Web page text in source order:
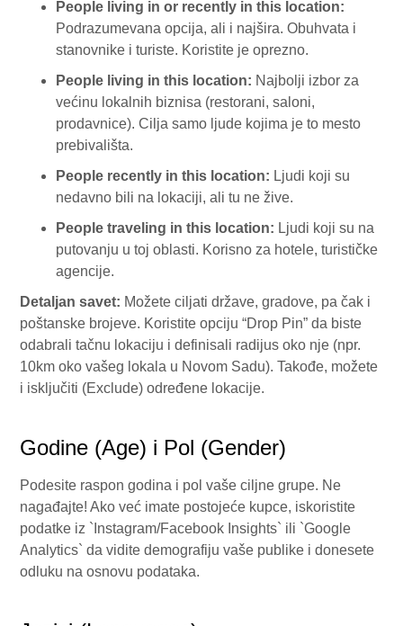
People living in or recently in this location:
Podrazumevana opcija, ali i najšira. Obuhvata i
stanovnike i turiste. Koristite je oprezno.
People living in this location: Najbolji izbor za
većinu lokalnih biznisa (restorani, saloni,
prodavnice). Cilja samo ljude kojima je to mesto
prebivališta.
People recently in this location: Ljudi koji su
nedavno bili na lokaciji, ali tu ne žive.
People traveling in this location: Ljudi koji su na
putovanju u toj oblasti. Korisno za hotele, turističke
agencije.
Detaljan savet: Možete ciljati države, gradove, pa čak i
poštanske brojeve. Koristite opciju “Drop Pin” da biste
odabrali tačnu lokaciju i definisali radijus oko nje (npr.
10km oko vašeg lokala u Novom Sadu). Takođe, možete
i isključiti (Exclude) određene lokacije.
Godine (Age) i Pol (Gender)
Podesite raspon godina i pol vaše ciljne grupe. Ne
nagađajte! Ako već imate postojeće kupce, iskoristite
podatke iz `Instagram/Facebook Insights` ili `Google
Analytics` da vidite demografiju vaše publike i donesete
odluku na osnovu podataka.